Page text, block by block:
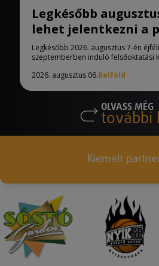
Legkésőbb
lehet jelentkezni a
eljárásban
Legkésőbb 2026. augusztus 7-én
szeptemberben induló felsőoktatási
2026. augusztus 06.Belföld
OLVASS MÉG
további
Kiemelt